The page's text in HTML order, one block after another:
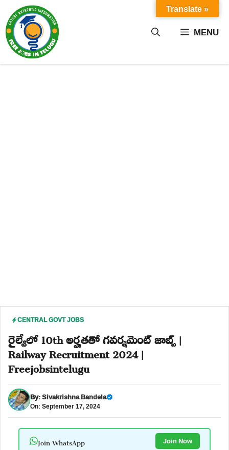
content MENU
CENTRAL GOVT JOBS
రైల్వేలో 10th అర్హతతో గవర్నమెంట్ జాబ్స్ |
Railway Recruitment 2024 |
Freejobsintelugu
By:Sivakrishna Bandela
On: September 17, 2024
Join WhatsApp Join Now
Translate »